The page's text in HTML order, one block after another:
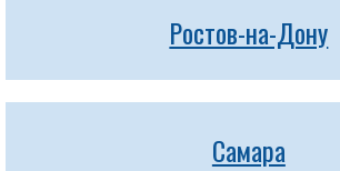
Ростов-на-Дону
Самара